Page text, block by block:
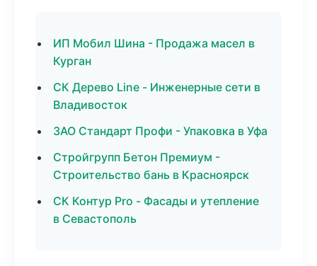
ИП Мобил Шина - Продажа масел в
Курган
СК Дерево Line - Инженерные сети в
Владивосток
ЗАО Стандарт Профи - Упаковка в Уфа
Стройгрупп Бетон Премиум -
Строительство бань в Красноярск
СК Контур Pro - Фасады и утепление
в Севастополь